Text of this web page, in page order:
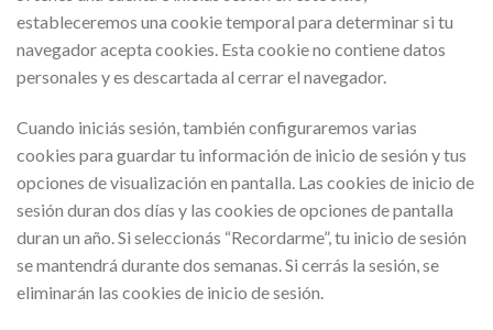
estableceremos una cookie temporal para determinar si tu
navegador acepta cookies. Esta cookie no contiene datos
personales y es descartada al cerrar el navegador.
Cuando iniciás sesión, también configuraremos varias
cookies para guardar tu información de inicio de sesión y tus
opciones de visualización en pantalla. Las cookies de inicio de
sesión duran dos días y las cookies de opciones de pantalla
duran un año. Si seleccionás “Recordarme”, tu inicio de sesión
se mantendrá durante dos semanas. Si cerrás la sesión, se
eliminarán las cookies de inicio de sesión.